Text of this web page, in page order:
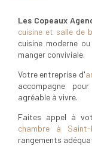
Les Copeaux
cuisine et salle de
cuisine moderne
manger conviviale.
Votre entreprise d'
accompagne
agréable à vivre.
Faites appel à
chambre à Saint-
rangements